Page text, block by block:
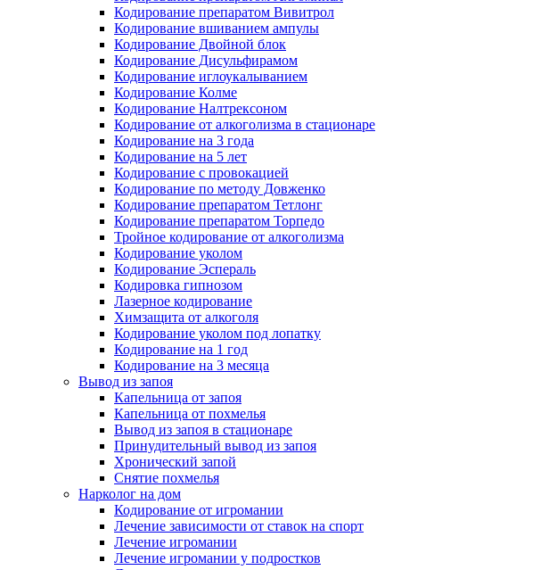
Кодирование препаратом Вивитрол
Кодирование вшиванием ампулы
Кодирование Двойной блок
Кодирование Дисульфирамом
Кодирование иглоукалыванием
Кодирование Колме
Кодирование Налтрексоном
Кодирование от алкоголизма в стационаре
Кодирование на 3 года
Кодирование на 5 лет
Кодирование с провокацией
Кодирование по методу Довженко
Кодирование препаратом Тетлонг
Кодирование препаратом Торпедо
Тройное кодирование от алкоголизма
Кодирование уколом
Кодирование Эспераль
Кодировка гипнозом
Лазерное кодирование
Химзащита от алкоголя
Кодирование уколом под лопатку
Кодирование на 1 год
Кодирование на 3 месяца
Вывод из запоя
Капельница от запоя
Капельница от похмелья
Вывод из запоя в стационаре
Принудительный вывод из запоя
Хронический запой
Снятие похмелья
Нарколог на дом
Кодирование от игромании
Лечение зависимости от ставок на спорт
Лечение игромании
Лечение игромании у подростков